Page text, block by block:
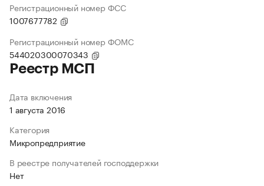
Регистрационный номер ФСС
1007677782
Регистрационный номер ФОМС
544020300070343
Реестр МСП
Дата включения
1 августа 2016
Категория
Микропредприятие
В реестре получателей господдержки
Нет